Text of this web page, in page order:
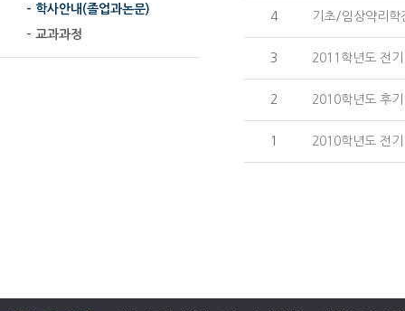
- 학사안내(졸업과논문)
- 교과과정
4 기초/임상약리학
3 2011학년도 전
2 2010학년도 후
1 2010학년도 전